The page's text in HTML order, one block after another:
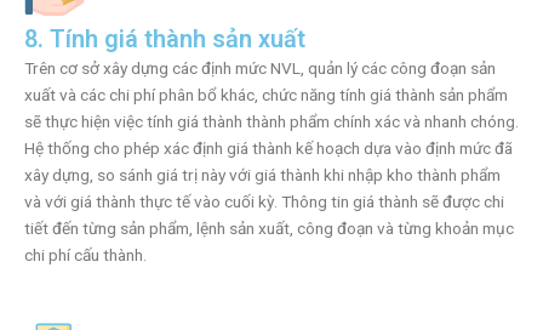
8. Tính giá thành sản xuất
Trên cơ sở xây dựng các định mức NVL, quản lý các công đoạn sản
xuất và các chi phí phân bổ khác, chức năng tính giá thành sản phẩm
sẽ thực hiện việc tính giá thành thành phẩm chính xác và nhanh chóng.
Hệ thống cho phép xác định giá thành kế hoạch dựa vào định mức đã
xây dựng, so sánh giá trị này với giá thành khi nhập kho thành phẩm
và với giá thành thực tế vào cuối kỳ. Thông tin giá thành sẽ được chi
tiết đến từng sản phẩm, lệnh sản xuất, công đoạn và từng khoản mục
chi phí cấu thành.